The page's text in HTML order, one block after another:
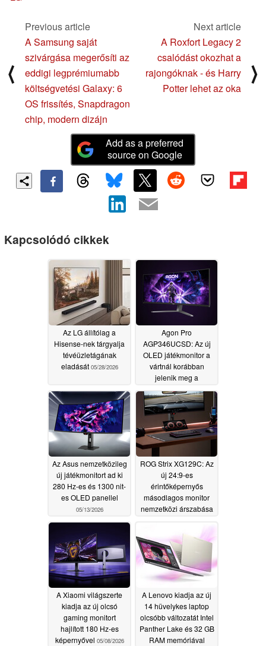
⟨
Previous article
A Samsung saját
szivárgása megerősíti az
eddigi legprémiumabb
költségvetési Galaxy: 6
OS frissítés, Snapdragon
chip, modern dizájn
Next article
A Roxfort Legacy 2
csalódást okozhat a
rajongóknak - és Harry
Potter lehet az oka
⟩
Add as a preferred
source on Google
Kapcsolódó cikkek
Az LG állítólag a
Hisense-nek tárgyalja
tévéüzletágának
eladását 05/28/2026
Agon Pro
AGP346UCSD: Az új
OLED játékmonitor a
vártnál korábban
jelenik meg a
05/14/2026
Az Asus nemzetközileg
új játékmonitort ad ki
280 Hz-es és 1300 nit-
es OLED panellel
05/13/2026
ROG Strix XG129C: Az
új 24:9-es
érintőképernyős
másodlagos monitor
nemzetközi árszabása
A Xiaomi világszerte
kiadja az új olcsó
gaming monitort
hajlított 180 Hz-es
képernyővel 05/08/2026
A Lenovo kiadja az új
14 hüvelykes laptop
olcsóbb változatát Intel
Panther Lake és 32 GB
RAM memóriával